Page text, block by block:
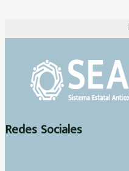
Redes Sociales